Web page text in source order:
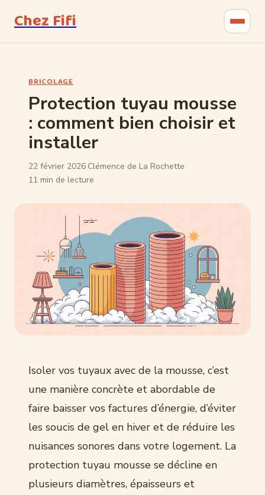
Chez Fifi
Bricolage
Jardinage
BRICOLAGE
Protection tuyau mousse
: comment bien choisir et
installer
22 février 2026·Clémence de La Rochette·
11 min de lecture
Isoler vos tuyaux avec de la mousse, c’est
une manière concrète et abordable de
faire baisser vos factures d’énergie, d’éviter
les soucis de gel en hiver et de réduire les
nuisances sonores dans votre logement. La
protection tuyau mousse se décline en
plusieurs diamètres, épaisseurs et